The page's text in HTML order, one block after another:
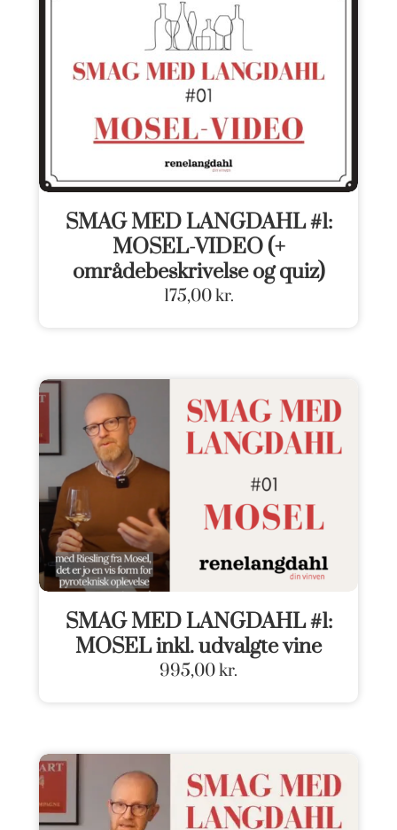
SMAG MED LANGDAHL #1:
MOSEL-VIDEO (+
områdebeskrivelse og quiz)
175,00kr.
SMAG MED LANGDAHL #1:
MOSEL inkl. udvalgte vine
995,00kr.